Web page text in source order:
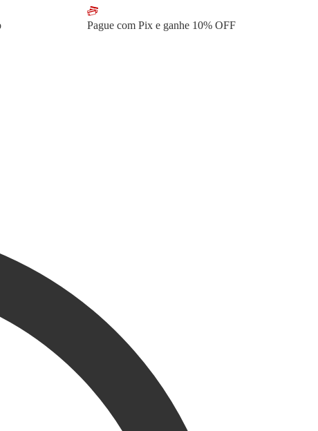
Pague com Pix e ganhe 10% OFF